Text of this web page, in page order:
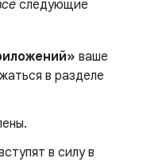
следующие
ваше
в разделе
в силу в